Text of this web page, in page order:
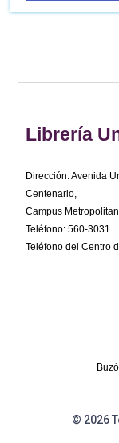
Librería
Dirección: Avenida
Centenario,
Campus
Teléfono: 560-3031
Teléfono del Centro
© 2026